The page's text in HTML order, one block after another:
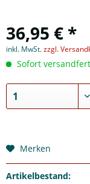
36,95 € *
inkl. MwSt.zzgl.
Sofort
Merken
Artikelbestand: